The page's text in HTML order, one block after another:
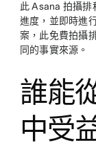
此 Asana 拍攝排
進度，並即時進
案，此免費拍攝
同的事實來源。
誰能
中受